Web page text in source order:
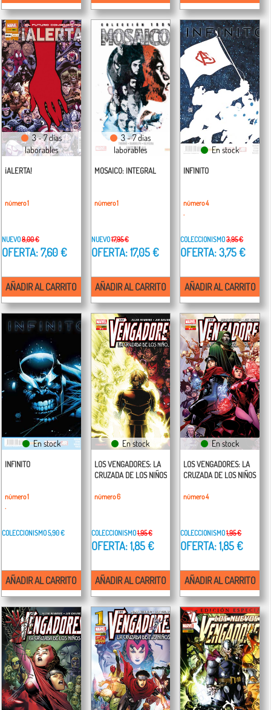
3 - 7 días
laborables
¡ALERTA!
número 1
NUEVO8,00 €
OFERTA: 7,60 €
AÑADIR AL CARRITO
3 - 7 días
laborables
MOSAICO: INTEGRAL
número 1
NUEVO17,95 €
OFERTA: 17,05 €
AÑADIR AL CARRITO
En stock
INFINITO
número 4
.
COLECCIONISMO3,95 €
OFERTA: 3,75 €
AÑADIR AL CARRITO
En stock
INFINITO
número 1
.
COLECCIONISMO5,90 €
AÑADIR AL CARRITO
En stock
LOS VENGADORES: LA
CRUZADA DE LOS NIÑOS
número 6
COLECCIONISMO1,95 €
OFERTA: 1,85 €
AÑADIR AL CARRITO
En stock
LOS VENGADORES: LA
CRUZADA DE LOS NIÑOS
número 4
COLECCIONISMO1,95 €
OFERTA: 1,85 €
AÑADIR AL CARRITO